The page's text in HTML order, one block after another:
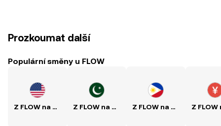
Prozkoumat další
Populární směny u FLOW
Z FLOW na USD Z FLOW na PKR Z FLOW na PHP